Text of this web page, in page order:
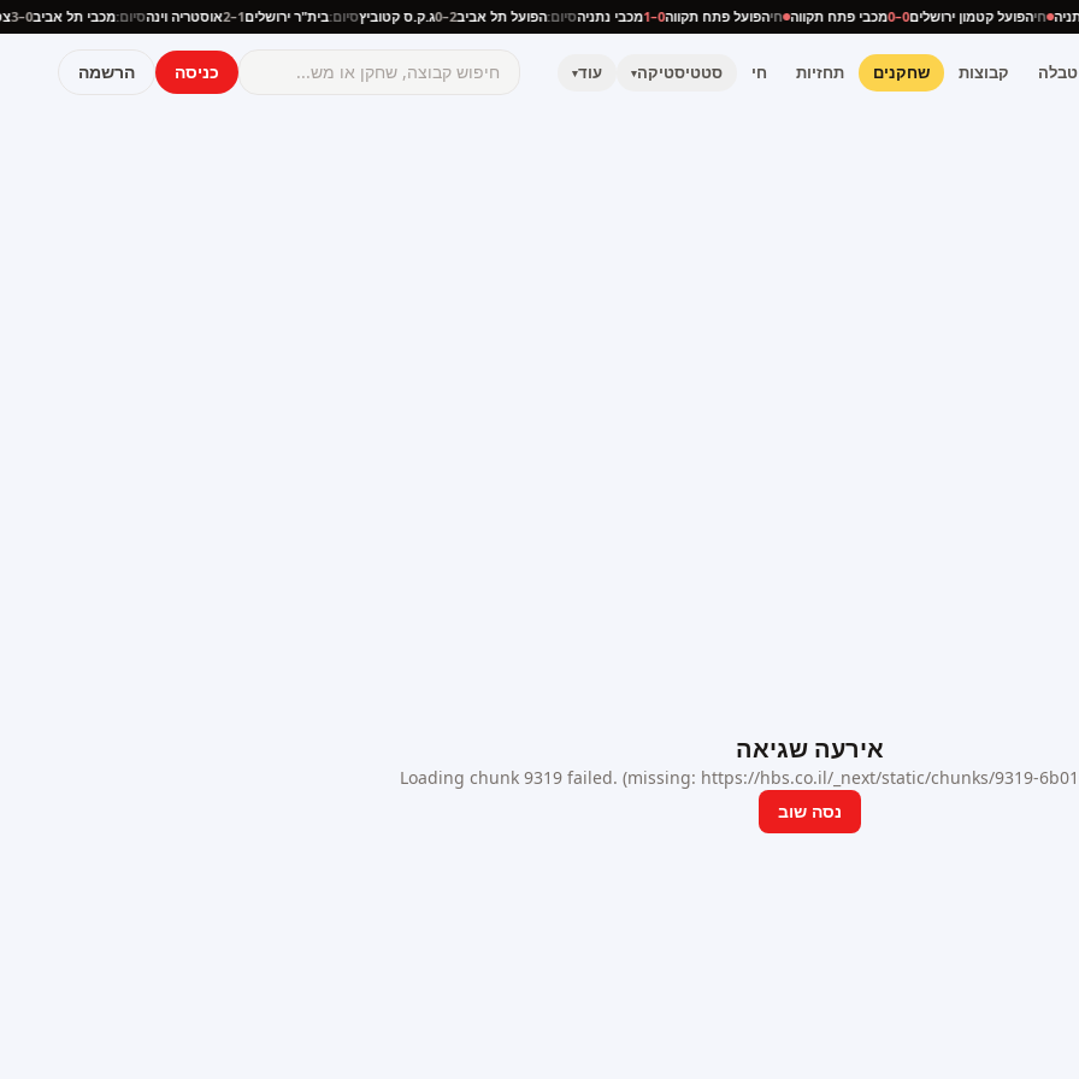
נתניה חיהפועל קטמון ירושלים0–0 מכבי פתח תקווה חיהפועל פתח תקווה0–1 מכבי נתניהסיום:הפועל תל אביב2–0 ג.ק.ס קטוביץסיום:בית"ר ירושלים1–2 אוסטריה וינהסיום:מכבי תל אביב0–3
טבלה קבוצות שחקנים תחזיות חי סטטיסטיקה▾ עוד▾ כניסה הרשמה
אירעה שגיאה
Loading chunk 9319 failed. (missing: https://hbs.co.il/_next/static/chunks/9319-
נסה שוב